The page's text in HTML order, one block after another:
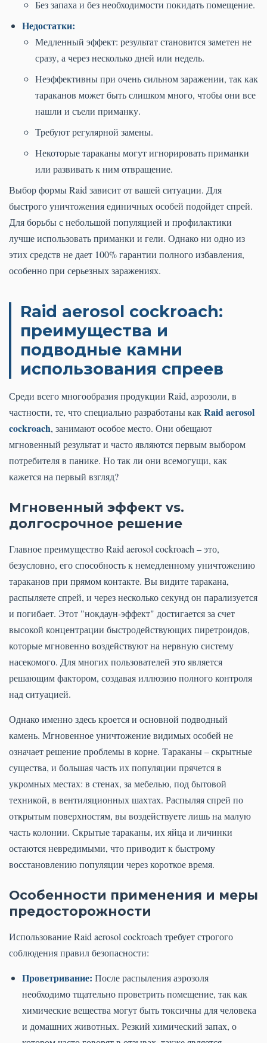
Без запаха и без необходимости покидать помещение.
Недостатки:
Медленный эффект: результат становится заметен не
сразу, а через несколько дней или недель.
Неэффективны при очень сильном заражении, так как
тараканов может быть слишком много, чтобы они все
нашли и съели приманку.
Требуют регулярной замены.
Некоторые тараканы могут игнорировать приманки
или развивать к ним отвращение.
Выбор формы Raid зависит от вашей ситуации. Для
быстрого уничтожения единичных особей подойдет спрей.
Для борьбы с небольшой популяцией и профилактики
лучше использовать приманки и гели. Однако ни одно из
этих средств не дает 100% гарантии полного избавления,
особенно при серьезных заражениях.
Raid aerosol cockroach:
преимущества и
подводные камни
использования спреев
Среди всего многообразия продукции Raid, аэрозоли, в
частности, те, что специально разработаны какRaid aerosol
cockroach, занимают особое место. Они обещают
мгновенный результат и часто являются первым выбором
потребителя в панике. Но так ли они всемогущи, как
кажется на первый взгляд?
Мгновенный эффект vs.
долгосрочное решение
Главное преимущество Raid aerosol cockroach – это,
безусловно, его способность к немедленному уничтожению
тараканов при прямом контакте. Вы видите таракана,
распыляете спрей, и через несколько секунд он парализуется
и погибает. Этот "нокдаун-эффект" достигается за счет
высокой концентрации быстродействующих пиретроидов,
которые мгновенно воздействуют на нервную систему
насекомого. Для многих пользователей это является
решающим фактором, создавая иллюзию полного контроля
над ситуацией.
Однако именно здесь кроется и основной подводный
камень. Мгновенное уничтожение видимых особей не
означает решение проблемы в корне. Тараканы – скрытные
существа, и большая часть их популяции прячется в
укромных местах: в стенах, за мебелью, под бытовой
техникой, в вентиляционных шахтах. Распыляя спрей по
открытым поверхностям, вы воздействуете лишь на малую
часть колонии. Скрытые тараканы, их яйца и личинки
остаются невредимыми, что приводит к быстрому
восстановлению популяции через короткое время.
Особенности применения и меры
предосторожности
Использование Raid aerosol cockroach требует строгого
соблюдения правил безопасности:
Проветривание: После распыления аэрозоля
необходимо тщательно проветрить помещение, так как
химические вещества могут быть токсичны для человека
и домашних животных. Резкий химический запах, о